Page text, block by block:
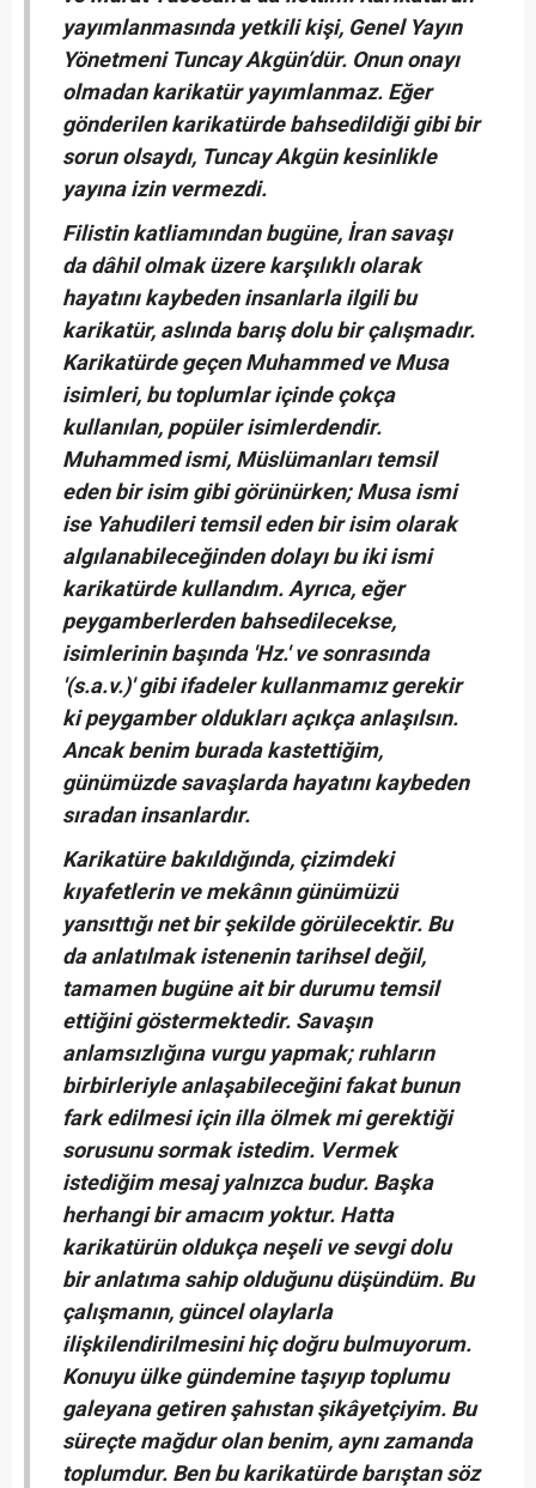
yayımlanmasında yetkili kişi, Genel Yayın
Yönetmeni Tuncay Akgün’dür. Onun onayı
olmadan karikatür yayımlanmaz. Eğer
gönderilen karikatürde bahsedildiği gibi bir
sorun olsaydı, Tuncay Akgün kesinlikle
yayına izin vermezdi.
Filistin katliamından bugüne, İran savaşı
da dâhil olmak üzere karşılıklı olarak
hayatını kaybeden insanlarla ilgili bu
karikatür, aslında barış dolu bir çalışmadır.
Karikatürde geçen Muhammed ve Musa
isimleri, bu toplumlar içinde çokça
kullanılan, popüler isimlerdendir.
Muhammed ismi, Müslümanları temsil
eden bir isim gibi görünürken; Musa ismi
ise Yahudileri temsil eden bir isim olarak
algılanabileceğinden dolayı bu iki ismi
karikatürde kullandım. Ayrıca, eğer
peygamberlerden bahsedilecekse,
isimlerinin başında 'Hz.' ve sonrasında
'(s.a.v.)' gibi ifadeler kullanmamız gerekir
ki peygamber oldukları açıkça anlaşılsın.
Ancak benim burada kastettiğim,
günümüzde savaşlarda hayatını kaybeden
sıradan insanlardır.
Karikatüre bakıldığında, çizimdeki
kıyafetlerin ve mekânın günümüzü
yansıttığı net bir şekilde görülecektir. Bu
da anlatılmak istenenin tarihsel değil,
tamamen bugüne ait bir durumu temsil
ettiğini göstermektedir. Savaşın
anlamsızlığına vurgu yapmak; ruhların
birbirleriyle anlaşabileceğini fakat bunun
fark edilmesi için illa ölmek mi gerektiği
sorusunu sormak istedim. Vermek
istediğim mesaj yalnızca budur. Başka
herhangi bir amacım yoktur. Hatta
karikatürün oldukça neşeli ve sevgi dolu
bir anlatıma sahip olduğunu düşündüm. Bu
çalışmanın, güncel olaylarla
ilişkilendirilmesini hiç doğru bulmuyorum.
Konuyu ülke gündemine taşıyıp toplumu
galeyana getiren şahıstan şikâyetçiyim. Bu
süreçte mağdur olan benim, aynı zamanda
toplumdur. Ben bu karikatürde barıştan söz